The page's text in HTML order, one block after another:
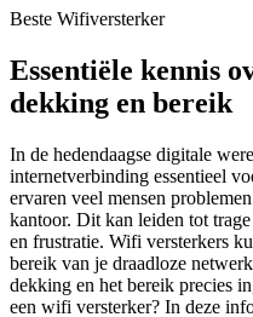
Beste Wifiversterker
Essentiële kennis
dekking en bereik
In de hedendaagse digitale
internetverbinding essentieel
ervaren veel mensen
kantoor. Dit kan leiden tot
en frustratie. Wifi versterkers
bereik van je draadloze
dekking en het bereik precies
een wifi versterker? In deze